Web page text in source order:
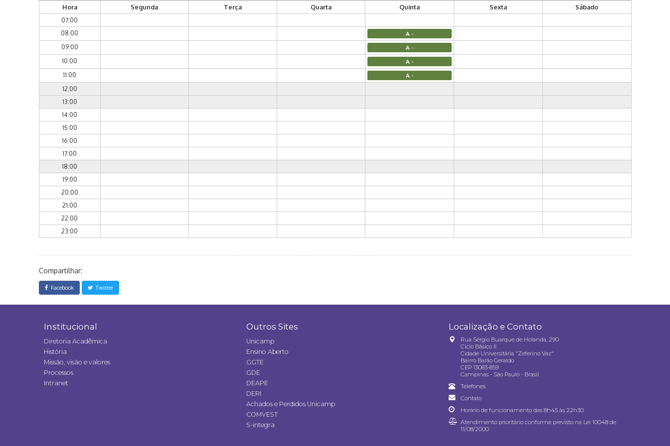
Hora Segunda Terça Quarta Quinta Sexta
Sábado
07:00
08:00
A -
09:00 A -
10:00 A -
11:00 A -
12:00
13:00
14:00
15:00
16:00
17:00
18:00
19:00
20:00
21:00
22:00
23:00
Compartilhar:
Facebook Twitter
Institucional
Diretoria Acadêmica
História
Missão, visão e valores
Processos
Intranet
Outros Sites
Unicamp
Ensino Aberto
GGTE
GDE
DEAPE
DERI
Achados e Perdidos Unicamp
COMVEST
S-integra
Localização e Contato
Rua Sérgio Buarque de Holanda, 290
Ciclo Básico II
Cidade Universitária "Zeferino Vaz"
Bairro Barão Geraldo
CEP 13083-859
Campinas - São Paulo - Brasil
Telefones
Contato
Horário de funcionamento das 8h45 às 22h30
Atendimento prioritário conforme previsto na Lei 10048 de
11/08/2000